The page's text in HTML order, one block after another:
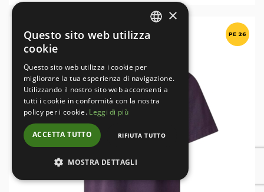
PE 26
×
Questo sito web utilizza
cookie
Questo sito web utilizza i cookie per
migliorare la tua esperienza di navigazione.
Utilizzando il nostro sito web acconsenti a
tutti i cookie in conformità con la nostra
policy per i cookie. Leggi di più
ACCETTA TUTTO RIFIUTA TUTTO
MOSTRA DETTAGLI